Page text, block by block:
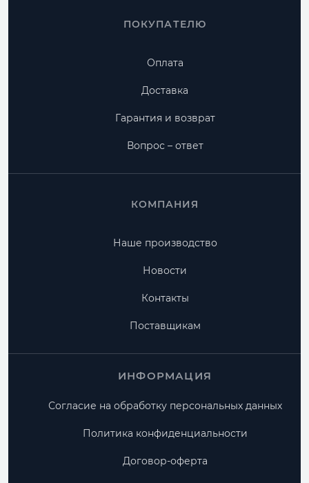
ПОКУПАТЕЛЮ
Оплата
Доставка
Гарантия и возврат
Вопрос – ответ
КОМПАНИЯ
Наше производство
Новости
Контакты
Поставщикам
ИНФОРМАЦИЯ
Согласие на обработку персональных данных
Политика конфиденциальности
Договор-оферта